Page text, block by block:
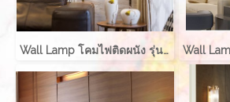
Wall Lamp โคมไฟติดผนัง รุ่น ROTERA EVE-00617